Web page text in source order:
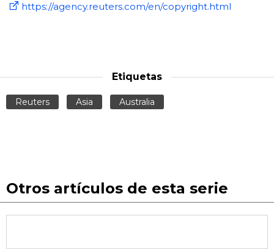
https://agency.reuters.com/en/copyright.html
Etiquetas
Reuters Asia Australia
Otros artículos de esta serie